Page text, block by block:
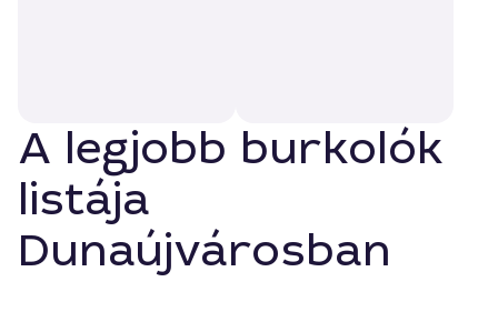
A legjobb burkolók
listája
Dunaújvárosban